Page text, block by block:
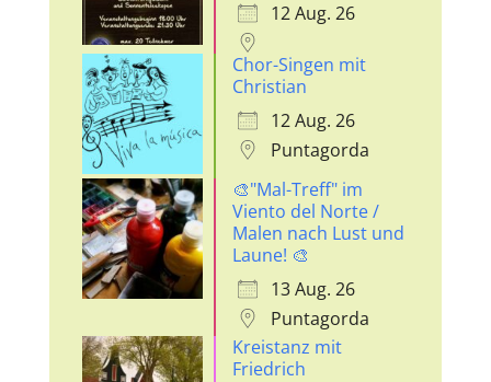
12 Aug. 26
Chor-Singen mit
Christian
12 Aug. 26
Puntagorda
🎨"Mal-Treff" im
Viento del Norte /
Malen nach Lust und
Laune! 🎨
13 Aug. 26
Puntagorda
Kreistanz mit
Friedrich